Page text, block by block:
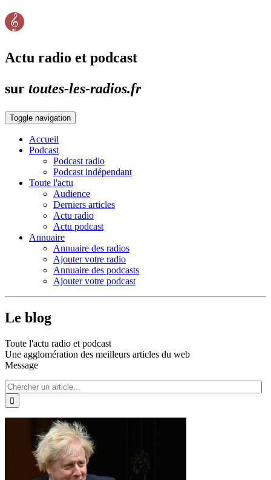
Actu radio et podcast
sur toutes-les-radios.fr
Toggle navigation
Accueil
Podcast
Podcast radio
Podcast indépendant
Toute l'actu
Audience
Derniers articles
Actu radio
Actu podcast
Annuaire
Annuaire des radios
Ajouter votre radio
Annuaire des podcasts
Ajouter votre podcast
Le blog
Toute l'actu radio et podcast
Une agglomération des meilleurs articles du web
Message